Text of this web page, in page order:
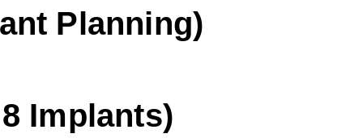
Planning)
Implants)